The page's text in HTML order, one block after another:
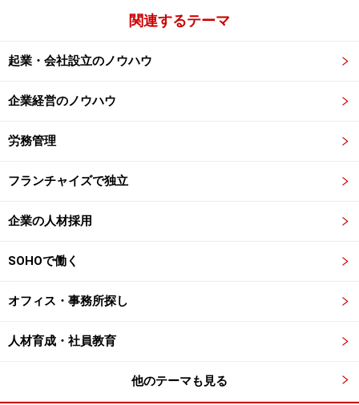
関連するテーマ
起業・会社設立のノウハウ
企業経営のノウハウ
労務管理
フランチャイズで独立
企業の人材採用
SOHOで働く
オフィス・事務所探し
人材育成・社員教育
他のテーマも見る